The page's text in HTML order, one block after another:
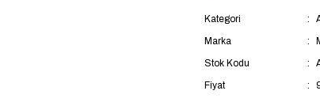
Kategori
Marka
Stok Kodu
Fiyat